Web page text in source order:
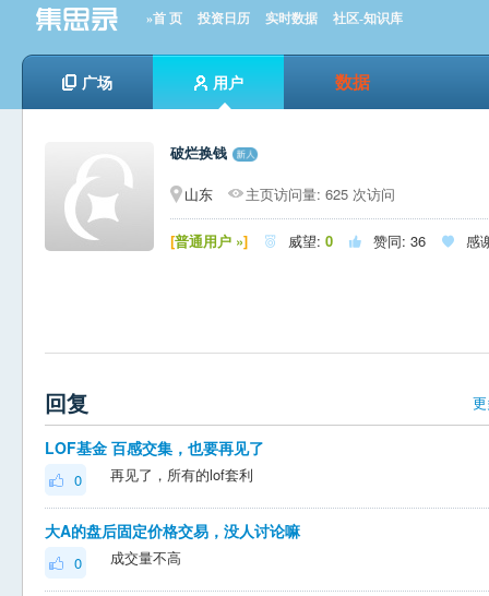
»首 页 投资日历 实时数据 社区-知识库
广场 用户 数据
破烂换钱
山东
主页访问量: 625 次访问
[普通用户 »]  威望: 0  赞同: 36  感
回复
LOF基金 百感交集，也要再见了
0 再见了，所有的lof套利
大A的盘后固定价格交易，没人讨论嘛
0 成交量不高